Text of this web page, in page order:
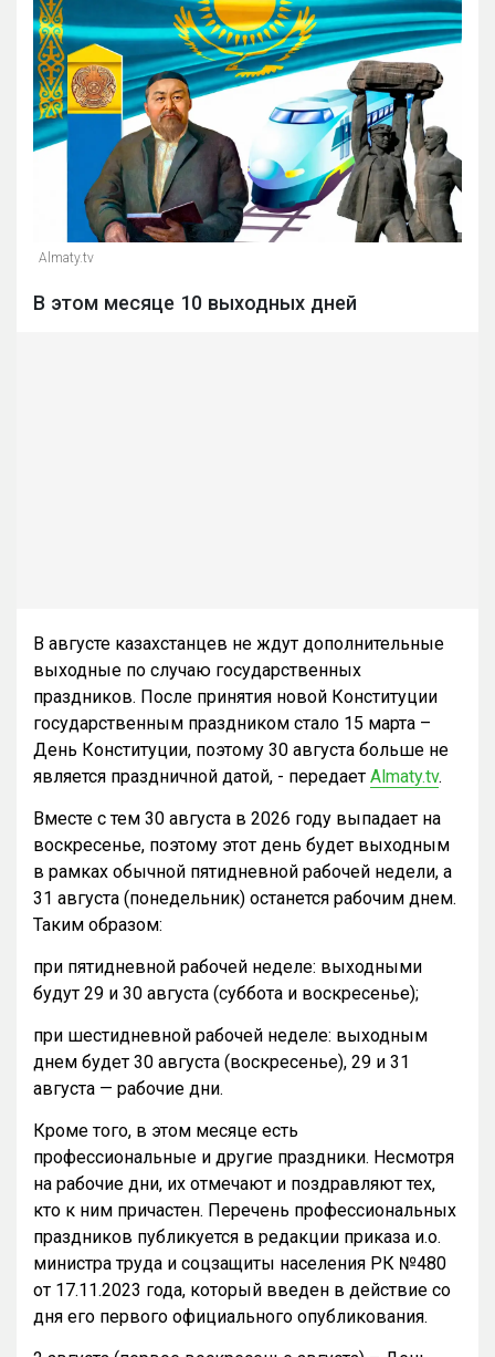
Almaty.tv
В этом месяце 10 выходных дней
В августе казахстанцев не ждут дополнительные
выходные по случаю государственных
праздников. После принятия новой Конституции
государственным праздником стало 15 марта –
День Конституции, поэтому 30 августа больше не
является праздничной датой, - передает Almaty.tv.
Вместе с тем 30 августа в 2026 году выпадает на
воскресенье, поэтому этот день будет выходным
в рамках обычной пятидневной рабочей недели, а
31 августа (понедельник) останется рабочим днем.
Таким образом:
при пятидневной рабочей неделе: выходными
будут 29 и 30 августа (суббота и воскресенье);
при шестидневной рабочей неделе: выходным
днем будет 30 августа (воскресенье), 29 и 31
августа — рабочие дни.
Кроме того, в этом месяце есть
профессиональные и другие праздники. Несмотря
на рабочие дни, их отмечают и поздравляют тех,
кто к ним причастен. Перечень профессиональных
праздников публикуется в редакции приказа и.о.
министра труда и соцзащиты населения РК №480
от 17.11.2023 года, который введен в действие со
дня его первого официального опубликования.